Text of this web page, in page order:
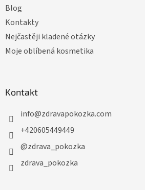
Blog
Kontakty
Nejčastěji kladené otázky
Moje oblíbená kosmetika
Kontakt
info@zdravapokozka.com
+420605449449
@zdrava_pokozka
zdrava_pokozka